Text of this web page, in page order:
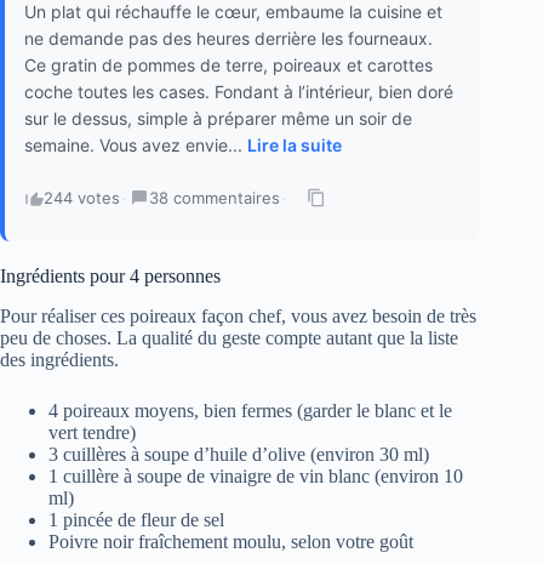
Un plat qui réchauffe le cœur, embaume la cuisine et
ne demande pas des heures derrière les fourneaux.
Ce gratin de pommes de terre, poireaux et carottes
coche toutes les cases. Fondant à l’intérieur, bien doré
sur le dessus, simple à préparer même un soir de
semaine. Vous avez envie... Lire la suite
244 votes · 38 commentaires ·
Ingrédients pour 4 personnes
Pour réaliser ces poireaux façon chef, vous avez besoin de très
peu de choses. La qualité du geste compte autant que la liste
des ingrédients.
4 poireaux moyens, bien fermes (garder le blanc et le
vert tendre)
3 cuillères à soupe d’huile d’olive (environ 30 ml)
1 cuillère à soupe de vinaigre de vin blanc (environ 10
ml)
1 pincée de fleur de sel
Poivre noir fraîchement moulu, selon votre goût